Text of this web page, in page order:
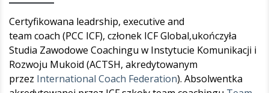
Certyfikowana leadrship, executive and
team coach (PCC ICF), członek ICF Global,ukończyła
Studia Zawodowe Coachingu w Instytucie Komunikacji i
Rozwoju Mukoid (ACTSH, akredytowanym
przez International Coach Federation). Absolwentka